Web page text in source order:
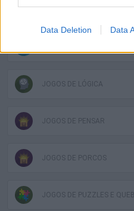
Data Deletion Data
JOGOS DE LÓGICA
JOGOS DE PENSAR
JOGOS DE PORCOS
JOGOS DE PUZZLES E